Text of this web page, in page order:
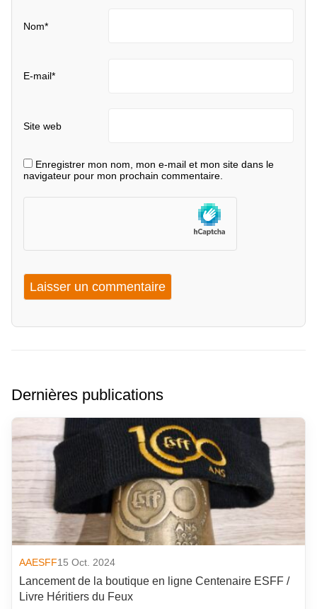
Nom*
E-mail*
Site web
Enregistrer mon nom, mon e-mail et mon site dans le
navigateur pour mon prochain commentaire.
Dernières publications
AAESFF15 Oct. 2024
Lancement de la boutique en ligne Centenaire ESFF /
Livre Héritiers du Feux